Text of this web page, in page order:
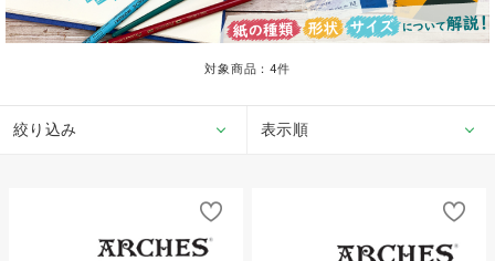
対象商品：4件
絞り込み 表示順